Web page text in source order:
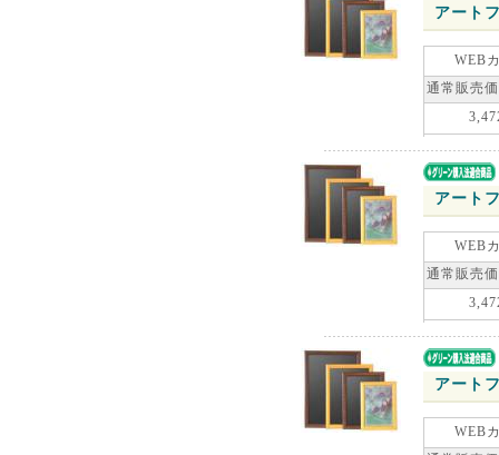
アート
WEB
通常販売
アート
WEB
通常販売
アート
WEB